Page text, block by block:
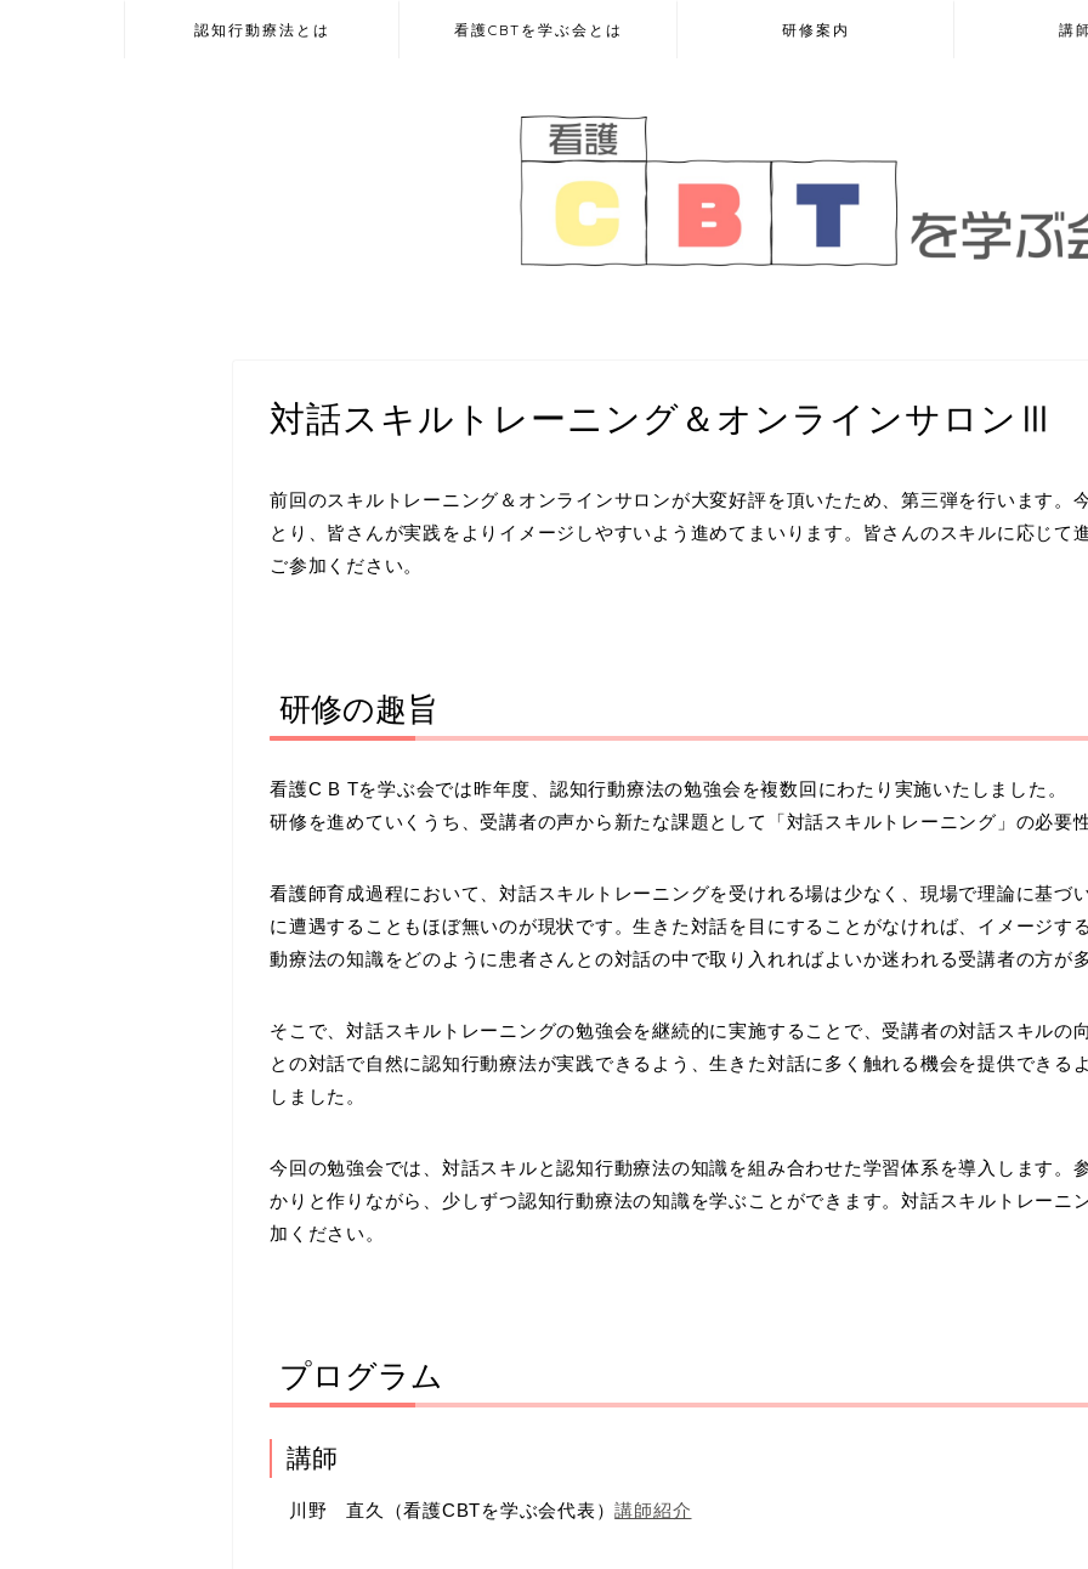
認知行動療法とは 看護CBTを学ぶ会とは 研修案内 講
対話スキルトレーニング＆オンラインサロンⅢ
前回のスキルトレーニング＆オンラインサロンが大変好評を頂いたため、第三弾を行います。
とり、皆さんが実践をよりイメージしやすいよう進めてまいります。皆さんのスキルに応じて
ご参加ください。
研修の趣旨
看護C B Tを学ぶ会では昨年度、認知行動療法の勉強会を複数回にわたり実施いたしました。
研修を進めていくうち、受講者の声から新たな課題として「対話スキルトレーニング」の必要
看護師育成過程において、対話スキルトレーニングを受けれる場は少なく、現場で理論に基づ
に遭遇することもほぼ無いのが現状です。生きた対話を目にすることがなければ、イメージす
動療法の知識をどのように患者さんとの対話の中で取り入れればよいか迷われる受講者の方が
そこで、対話スキルトレーニングの勉強会を継続的に実施することで、受講者の対話スキルの
との対話で自然に認知行動療法が実践できるよう、生きた対話に多く触れる機会を提供できる
しました。
今回の勉強会では、対話スキルと認知行動療法の知識を組み合わせた学習体系を導入します。
かりと作りながら、少しずつ認知行動療法の知識を学ぶことができます。対話スキルトレーニ
加ください。
プログラム
講師
川野 直久（看護CBTを学ぶ会代表）講師紹介